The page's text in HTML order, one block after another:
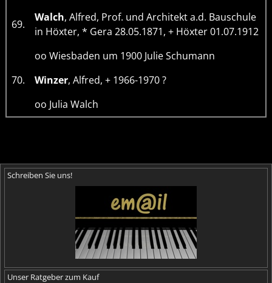
69.
Walch, Alfred, Prof. und Architekt a.d. Bauschule
in Höxter, * Gera 28.05.1871, + Höxter 01.07.1912
oo Wiesbaden um 1900 Julie Schumann
70.
Winzer, Alfred, + 1966-1970 ?
oo Julia Walch
Schreiben Sie uns!
Unser Ratgeber zum Kauf